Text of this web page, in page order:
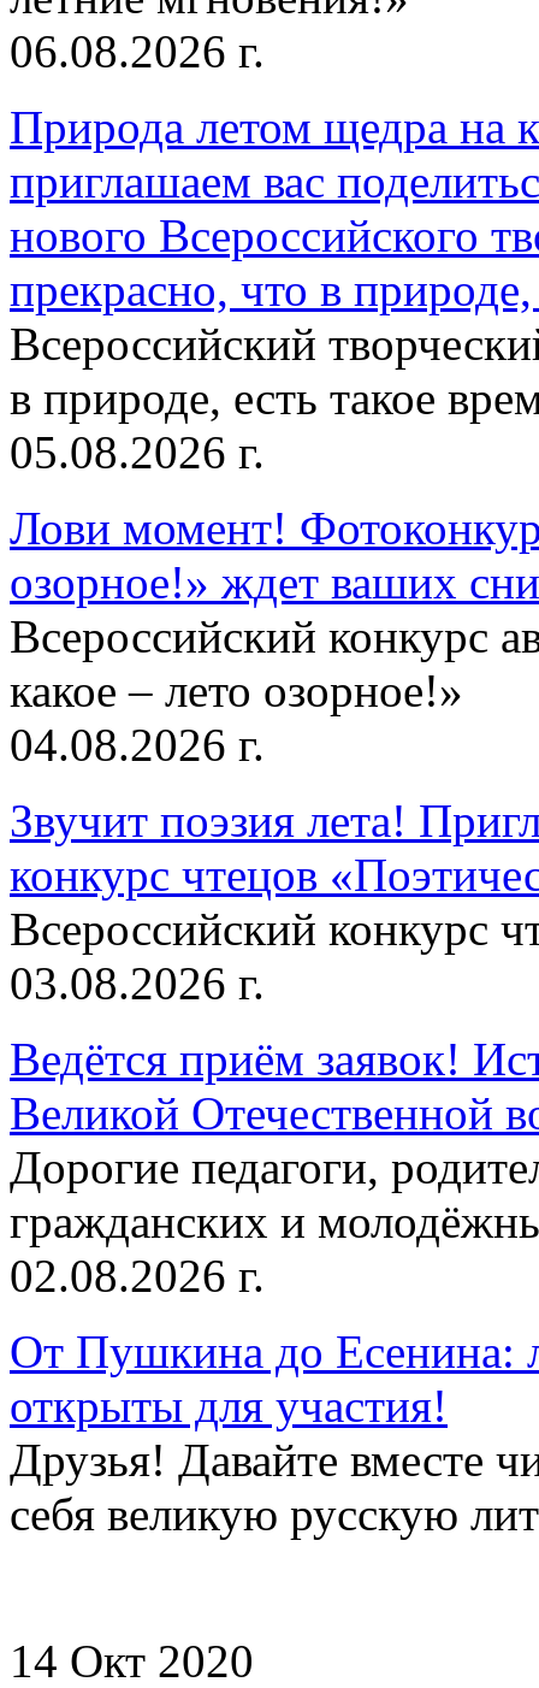
06.08.2026 г.
Природа летом щедра на
приглашаем вас
нового Всероссийского
прекрасно, что в
Всероссийский
в природе, есть такое
05.08.2026 г.
Лови момент!
озорное!» ждет ваших
Всероссийский конкурс
какое – лето озорное!»
04.08.2026 г.
Звучит поэзия лета!
конкурс чтецов
Всероссийский конкурс
03.08.2026 г.
Ведётся приём заявок!
Великой Отечественной
Дорогие педагоги,
гражданских и
02.08.2026 г.
От Пушкина до Есенина:
открыты для участия!
Друзья! Давайте вместе
себя великую русскую
14 Окт 2020